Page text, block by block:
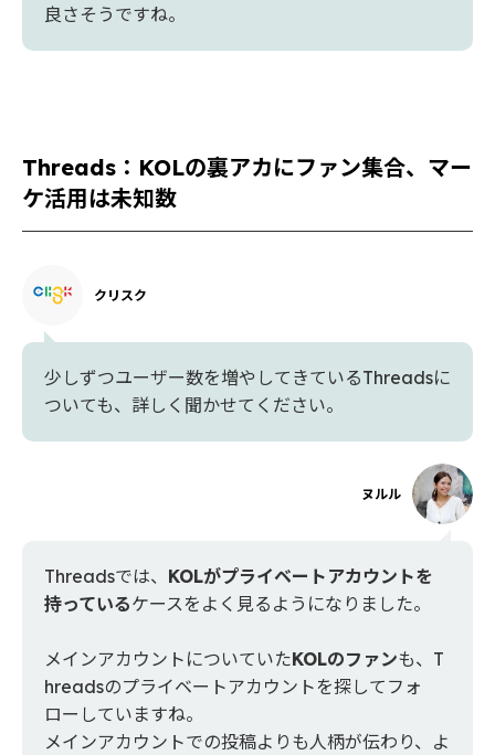
良さそうですね。
Threads：KOLの裏アカにファン集合、マー
ケ活用は未知数
クリスク
少しずつユーザー数を増やしてきているThreadsに
ついても、詳しく聞かせてください。
ヌルル
Threadsでは、 KOLがプライベートアカウントを
持っているケースをよく見るようになりました。
メインアカウントについていたKOLのファンも、T
hreadsのプライベートアカウントを探してフォ
ローしていますね。
メインアカウントでの投稿よりも人柄が伝わり、よ